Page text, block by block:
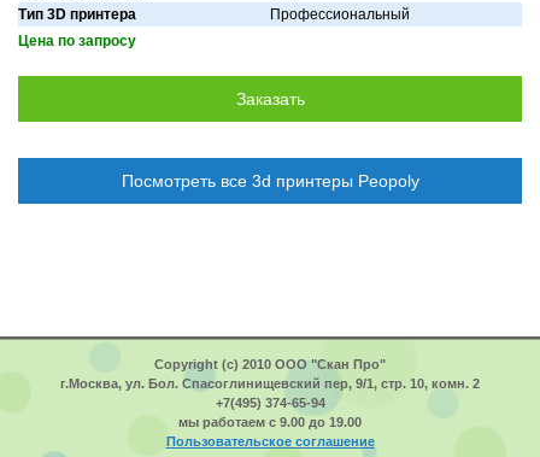
Тип 3D принтера
Профессионaльный
Цена по запросу
Посмотреть все 3d принтеры Peopoly
Copyright (c) 2010 ООО "Скан Про"
г.Москва, ул. Бол. Спасоглинищевский пер, 9/1, стр. 10, комн. 2
+7(495) 374-65-94
мы работаем с 9.00 до 19.00
Пользовательское соглашение